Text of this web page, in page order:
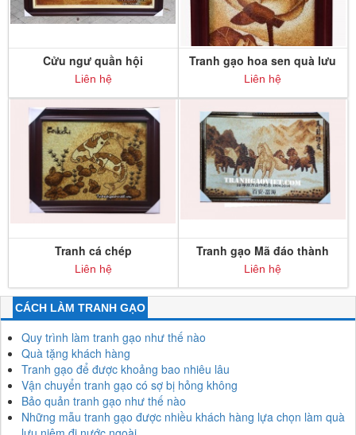
Cửu ngư quần hội
Liên hệ
Tranh gạo hoa sen quà lưu
niệm đậm nét văn hóa Việt
Liên hệ
Tranh cá chép
Liên hệ
Tranh gạo Mã đáo thành
công mẫu 1
Liên hệ
CÁCH LÀM TRANH GẠO
Quy trình làm tranh gạo như thế nào
Quà tặng khách hàng
Tranh gạo để được khoảng bao nhiêu lâu
Vận chuyển tranh gạo có sợ bị hỏng không
Bảo quản tranh gạo như thế nào
Những mẫu tranh gạo được nhiều khách hàng lựa chọn làm quà